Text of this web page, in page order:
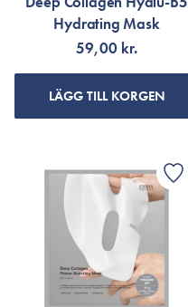
Hydrating Mask
59,00 kr.
LÄGG TILL KORGEN